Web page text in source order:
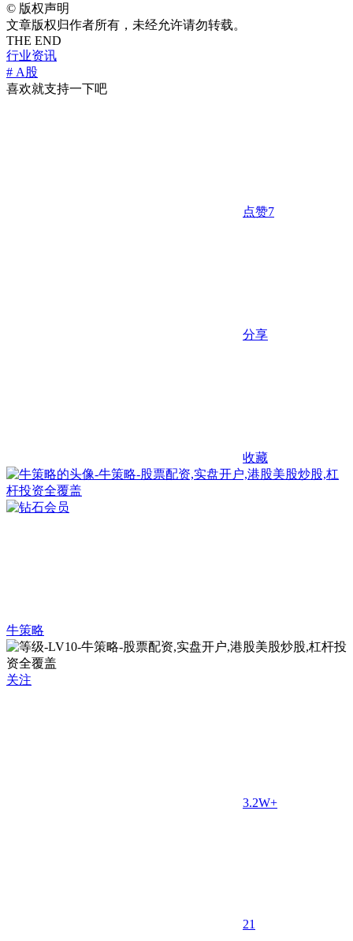
© 版权声明
文章版权归作者所有，未经允许请勿转载。
THE END
行业资讯
# A股
喜欢就支持一下吧
点赞7
分享
收藏
牛策略
关注
3.2W+
21